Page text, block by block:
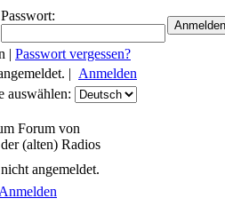
Passwort:
| Passwort vergessen?
| Anmelden
auswählen:
Forum von
(alten) Radios
angemeldet.
Anmelden